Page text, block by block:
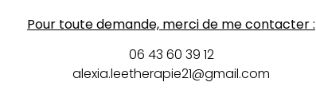
Pour toute demande, merci de me contacter :
06 43 60 39 12
alexia.leetherapie21@gmail.com